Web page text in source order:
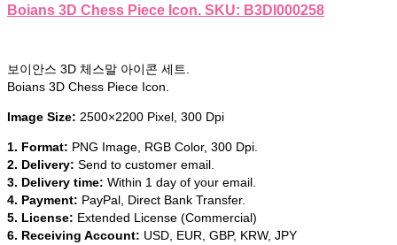
Boians 3D Chess Piece Icon. SKU: B3DI000258
보이안스 3D 체스말 아이콘 세트.
Boians 3D Chess Piece Icon.
Image Size: 2500×2200 Pixel, 300 Dpi
1. Format: PNG Image, RGB Color, 300 Dpi.
2. Delivery: Send to customer email.
3. Delivery time: Within 1 day of your email.
4. Payment: PayPal, Direct Bank Transfer.
5. License: Extended License (Commercial)
6. Receiving Account: USD, EUR, GBP, KRW, JPY